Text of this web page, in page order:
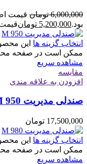
6,000,000 تومان
بود.5,200,000 تومانقیمت فعلی:
انتخاب گزینه ها این
ممکن است در صفحه
مشاهده سریع
مقایسه
افزودن به علاقه مندی
صندلی مدیریت M 950
17,500,000 تومان
انتخاب گزینه ها این
ممکن است در صفحه
مشاهده سریع